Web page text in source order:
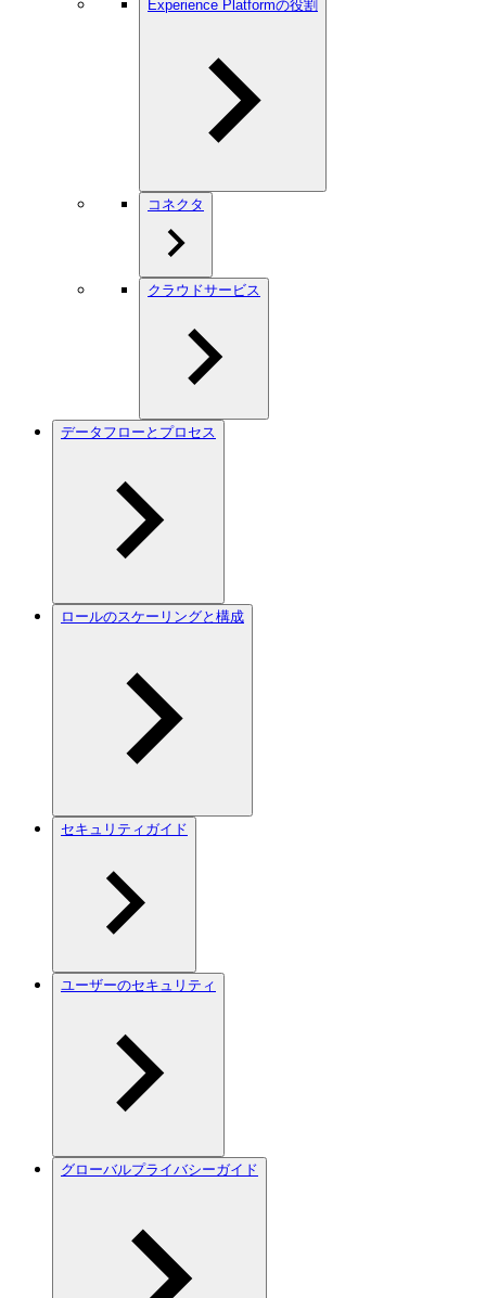
Experience Platformの役割
コネクタ
クラウドサービス
データフローとプロセス
ロールのスケーリングと構成
セキュリティガイド
ユーザーのセキュリティ
グローバルプライバシーガイド